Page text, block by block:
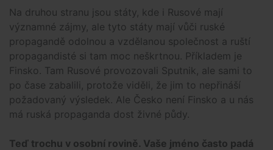
Na druhou stranu jsou státy, kde i Rusové mají
významné zájmy, ale tyto státy mají vůči ruské
propagandě odolnou a vzdělanou společnost a ruští
propagandisté si tam moc neškrtnou. Příkladem je
Finsko. Tam Rusové provozovali Sputnik, ale sami to
po čase zabalili, protože viděli, že jim to nepřináší
požadovaný výsledek. Ale Česko není Finsko a u nás
má ruská propaganda dost živné půdy.
Teď trochu v osobní rovině. Vaše jméno často padá